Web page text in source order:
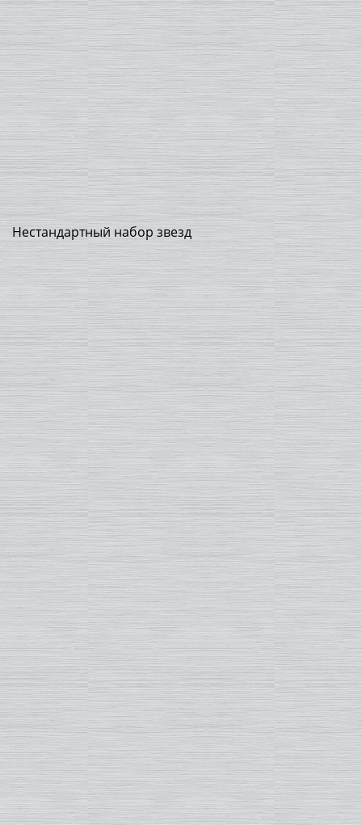
Нестандартный набор звезд